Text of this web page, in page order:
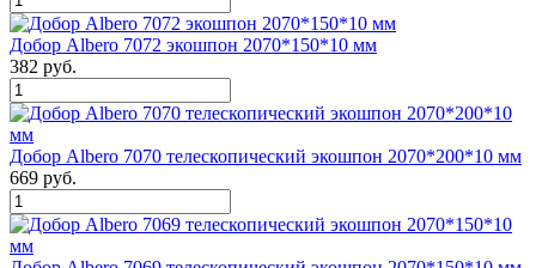
Добор Albero 7072 экошпон 2070*150*10 мм
382 руб.
Добор Albero 7070 телескопический экошпон 2070*200*10 мм
669 руб.